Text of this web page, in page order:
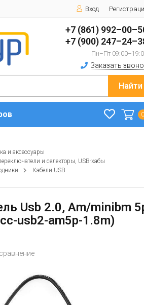
Вход
+7 (861)
+7 (900)
Пн–Пт
Заказать
Найти
и аксессуары
и селекторы, USB-хабы
Кабели USB
Usb 2.0, Am/minibm
usb2-am5p-1.8m)